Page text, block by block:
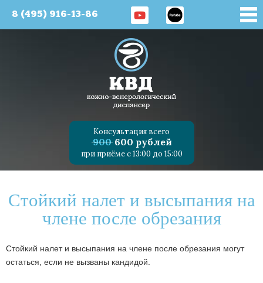
8 (495) 916-13-86
Консультация всего
900 600 рублей
при приёме с 13:00 до 15:00
Стойкий налет и высыпания на
члене после обрезания
Стойкий налет и высыпания на члене после обрезания могут
остаться, если не вызваны кандидой.